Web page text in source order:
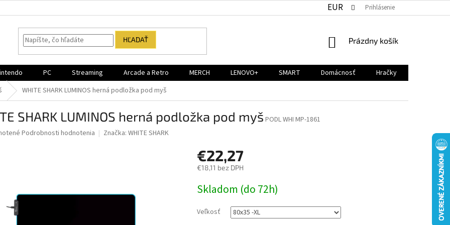
EUR Prihlásenie
HĽADAŤ
NÁKUPNÝ
Prázdny košík
PC Streaming Arcade a Retro MERCH LENOVO+ SMART Domácnosť
Hračky
WHITE SHARK LUMINOS herná podložka pod myš
SHARK LUMINOS herná podložka pod myš PODL WHI MP-1861
Podrobnosti hodnotenia Značka: WHITE SHARK
€22,27
€18,11 bez DPH
cena:
Skladom (do 72h)
Veľkosť